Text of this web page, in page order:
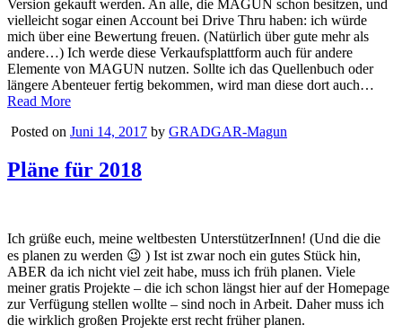
Version gekauft werden. An alle, die MAGUN schon besitzen, und
vielleicht sogar einen Account bei Drive Thru haben: ich würde
mich über eine Bewertung freuen. (Natürlich über gute mehr als
andere…) Ich werde diese Verkaufsplattform auch für andere
Elemente von MAGUN nutzen. Sollte ich das Quellenbuch oder
längere Abenteuer fertig bekommen, wird man diese dort auch…
Read More
Posted on Juni 14, 2017 by GRADGAR-Magun
Pläne für 2018
Ich grüße euch, meine weltbesten UnterstützerInnen! (Und die die
es planen zu werden 😉 ) Ist ist zwar noch ein gutes Stück hin,
ABER da ich nicht viel zeit habe, muss ich früh planen. Viele
meiner gratis Projekte – die ich schon längst hier auf der Homepage
zur Verfügung stellen wollte – sind noch in Arbeit. Daher muss ich
die wirklich großen Projekte erst recht früher planen.